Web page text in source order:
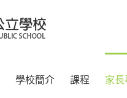
學校簡介 課程 家